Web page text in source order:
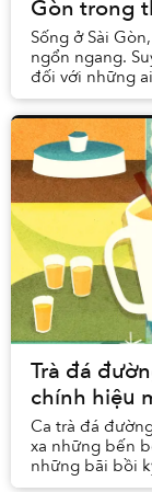
Gòn trong
Sống ở Sài
ngổn ngang.
đối với những
triệu dân, vừa
Trà đá
chính hiệu
Ca trà đá
xa những bến
những bãi bồi